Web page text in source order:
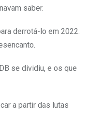
saber.
derrotá-lo em 2022.
se dividiu, e os que
a partir das lutas